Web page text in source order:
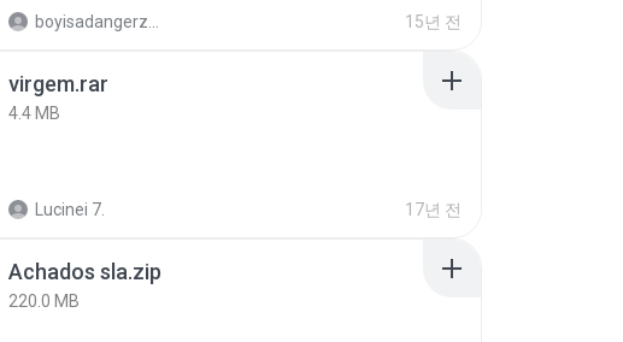
15년 전
virgem.rar
4.4 MB
Lucinei 7. 17년 전
Achados sla.zip
220.0 MB